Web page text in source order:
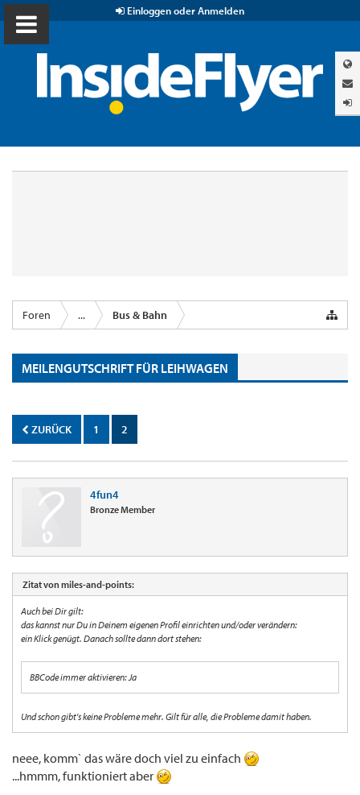
Einloggen oder Anmelden
Foren ... Bus & Bahn
MEILENGUTSCHRIFT FÜR LEIHWAGEN
ZURÜCK 1 2
4fun4
Bronze Member
Zitat von miles-and-points:
Auch bei Dir gilt:
das kannst nur Du in Deinem eigenen Profil einrichten und/oder verändern:
ein Klick genügt. Danach sollte dann dort stehen:
BBCode immer aktivieren: Ja
Und schon gibt's keine Probleme mehr. Gilt für alle, die Probleme damit haben.
neee, komm` das wäre doch viel zu einfach
...hmmm, funktioniert aber